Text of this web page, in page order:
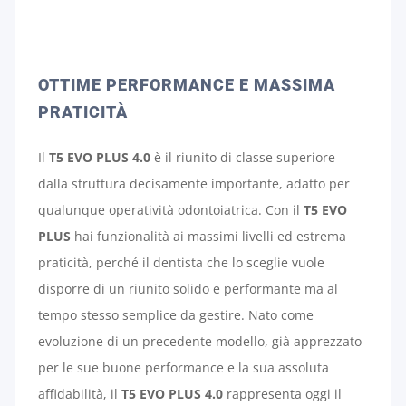
OTTIME PERFORMANCE E MASSIMA
PRATICITÀ
Il T5 EVO PLUS 4.0è il riunito di classe superiore
dalla struttura decisamente importante, adatto per
qualunque operatività odontoiatrica. Con il T5 EVO
PLUS hai funzionalità ai massimi livelli ed estrema
praticità, perché il dentista che lo sceglie vuole
disporre di un riunito solido e performante ma al
tempo stesso semplice da gestire. Nato come
evoluzione di un precedente modello, già apprezzato
per le sue buone performance e la sua assoluta
affidabilità, il T5 EVO PLUS 4.0rappresenta oggi il